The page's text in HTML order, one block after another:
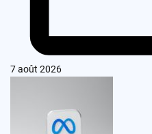
7 août 2026